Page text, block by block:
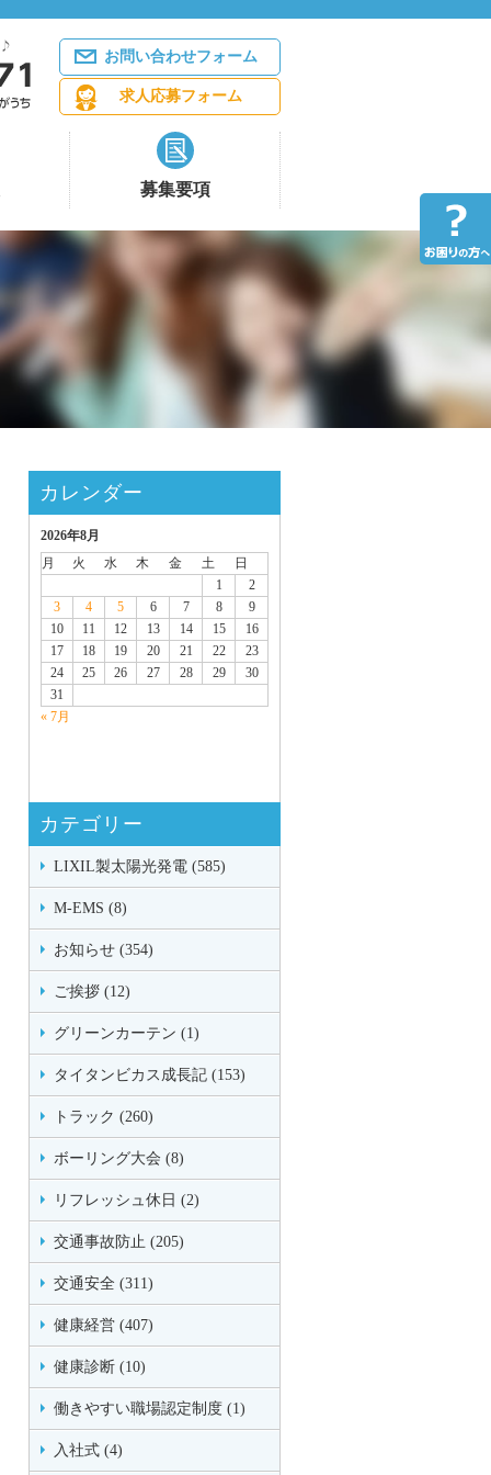
お問い合わせフォーム
求人応募フォーム
募集要項
カレンダー
2026年8月
月
火 水 木 金 土
日
1
2
3
4 5 6 7 8
9
10
11 12 13 14 15
16
17
18 19 20 21 22
23
24
25 26 27 28 29
30
31
« 7月
カテゴリー
LIXIL製太陽光発電 (585)
M-EMS (8)
お知らせ (354)
ご挨拶 (12)
グリーンカーテン (1)
タイタンビカス成長記 (153)
トラック (260)
ボーリング大会 (8)
リフレッシュ休日 (2)
交通事故防止 (205)
交通安全 (311)
健康経営 (407)
健康診断 (10)
働きやすい職場認定制度 (1)
入社式 (4)